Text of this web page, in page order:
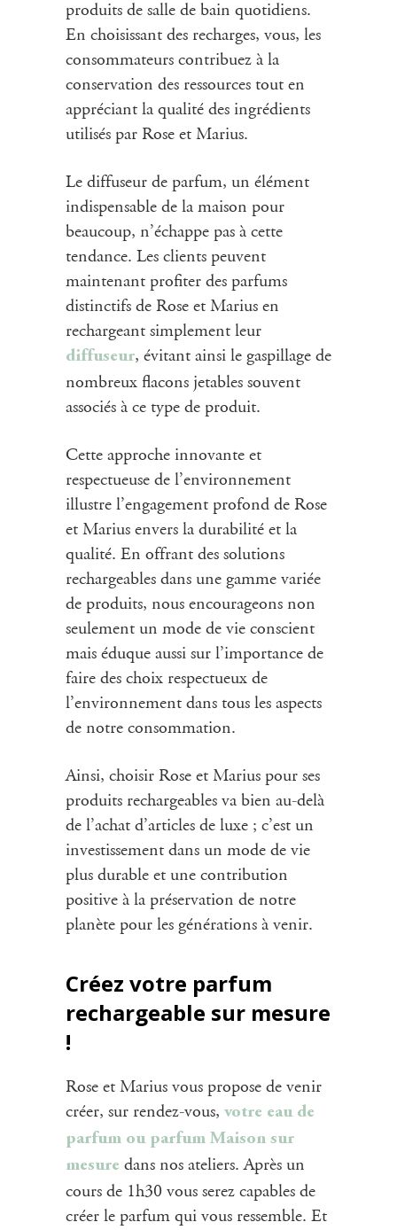
produits de salle de bain quotidiens.
En choisissant des recharges, vous, les
consommateurs contribuez à la
conservation des ressources tout en
appréciant la qualité des ingrédients
utilisés par Rose et Marius.
Le diffuseur de parfum, un élément
indispensable de la maison pour
beaucoup, n’échappe pas à cette
tendance. Les clients peuvent
maintenant profiter des parfums
distinctifs de Rose et Marius en
rechargeant simplement leur
diffuseur, évitant ainsi le gaspillage de
nombreux flacons jetables souvent
associés à ce type de produit.
Cette approche innovante et
respectueuse de l’environnement
illustre l’engagement profond de Rose
et Marius envers la durabilité et la
qualité. En offrant des solutions
rechargeables dans une gamme variée
de produits, nous encourageons non
seulement un mode de vie conscient
mais éduque aussi sur l’importance de
faire des choix respectueux de
l’environnement dans tous les aspects
de notre consommation.
Ainsi, choisir Rose et Marius pour ses
produits rechargeables va bien au-delà
de l’achat d’articles de luxe ; c’est un
investissement dans un mode de vie
plus durable et une contribution
positive à la préservation de notre
planète pour les générations à venir.
Créez votre parfum
rechargeable sur mesure
!
Rose et Marius vous propose de venir
créer, sur rendez-vous, votre eau de
parfum ou parfum Maison sur
mesure dans nos ateliers. Après un
cours de 1h30 vous serez capables de
créer le parfum qui vous ressemble. Et